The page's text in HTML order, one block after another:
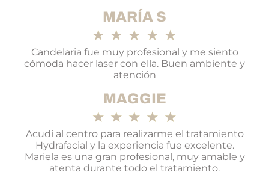
MARÍA S
★ ★ ★ ★ ★
Candelaria fue muy profesional y me siento
cómoda hacer laser con ella. Buen ambiente y
atención
MAGGIE
★ ★ ★ ★ ★
Acudí al centro para realizarme el tratamiento
Hydrafacial y la experiencia fue excelente.
Mariela es una gran profesional, muy amable y
atenta durante todo el tratamiento.